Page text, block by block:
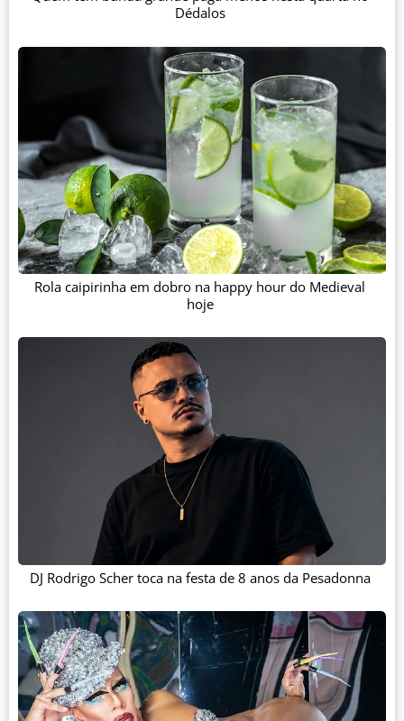
Dédalos
Rola caipirinha em dobro na happy hour do Medieval
hoje
DJ Rodrigo Scher toca na festa de 8 anos da Pesadonna